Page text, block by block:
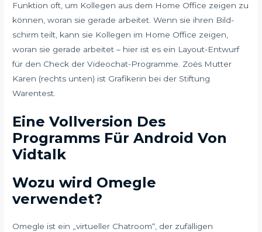
Funk­tion oft, um Kollegen aus dem Home Office zeigen zu
können, woran sie gerade arbeitet. Wenn sie ihren Bild­
schirm teilt, kann sie Kollegen im Home Office zeigen,
woran sie gerade arbeitet – hier ist es ein Layout-Entwurf
für den Check der Video­chat-Programme. Zoės Mutter
Karen (rechts unten) ist Grafikerin bei der Stiftung
Warentest.
Eine Vollversion Des
Programms Für Android Von
Vidtalk
Wozu wird Omegle
verwendet?
Omegle ist ein „virtueller Chatroom“, der zufälligen